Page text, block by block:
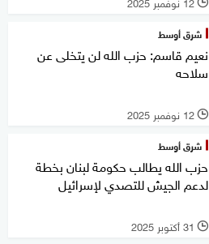
l
شرق أوسط
نعيم قاسم: حزب الله لن يتخلى عن
سلاحه
l 12 نوفمبر 2025
شرق أوسط
حزب الله يطالب حكومة لبنان بخطة
لدعم الجيش للتصدي لإسرائيل
l 31 أكتوبر 2025